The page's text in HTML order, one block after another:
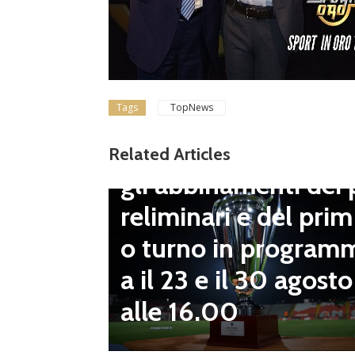
Tags TopNews
Related Articles
Coppa Italia Serie D,
gli abbinamenti dei
reliminari e del prim
o turno in
a il 23 e il 30 agosto
alle 16.00